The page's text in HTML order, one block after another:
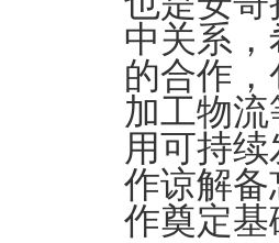
中关系
的合作
加工物
用可持
作谅解
作奠定基